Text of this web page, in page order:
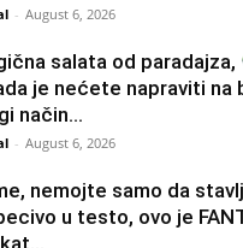
- August 6, 2026
salata od paradajza,
je nećete napraviti na
način…
- August 6, 2026
nemojte samo da
u testo, ovo je